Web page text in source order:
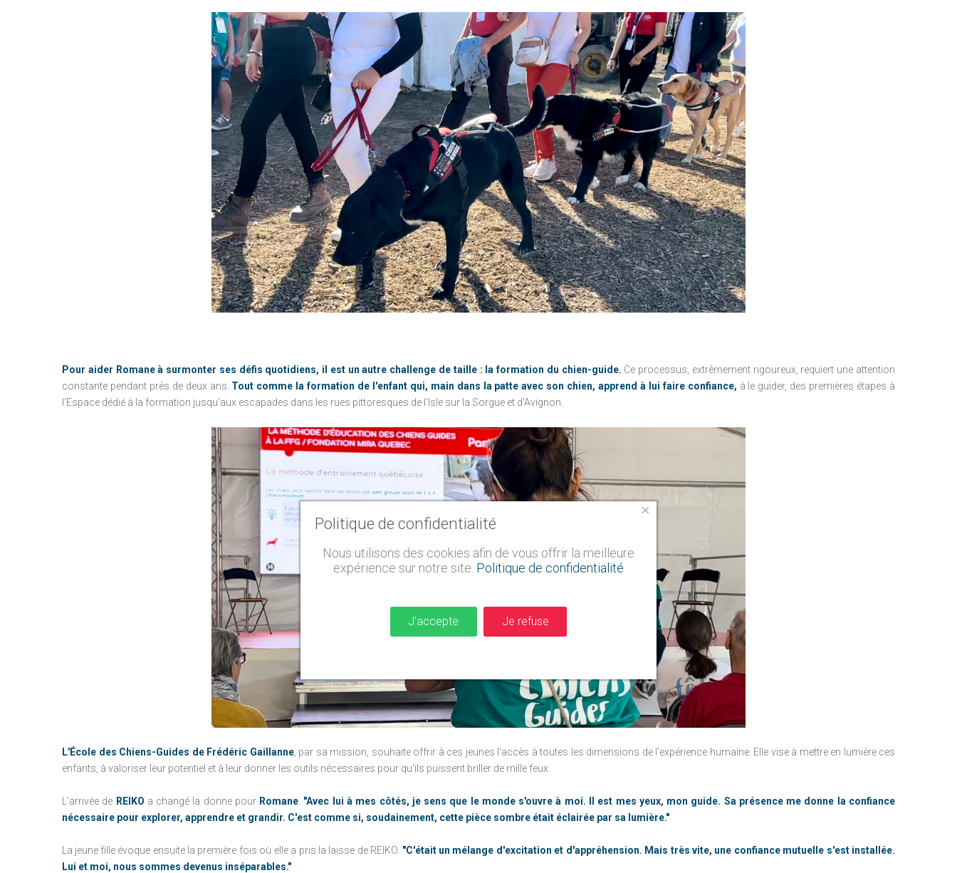
Pour aider Romane à surmonter ses défis quotidiens, il est un autre challenge de taille : la formation du chien-guide. Ce processus, extrêmement rigoureux, requiert une attention
constante pendant près de deux ans. Tout comme la formation de l'enfant qui, main dans la patte avec son chien, apprend à lui faire confiance, à le guider, des premières étapes à
l’Espace dédié à la formation jusqu’aux escapades dans les rues pittoresques de l'Isle sur la Sorgue et d'Avignon.
L'École des Chiens-Guides de Frédéric Gaillanne, par sa mission, souhaite offrir à ces jeunes l'accès à toutes les dimensions de l'expérience humaine. Elle vise à mettre en lumière ces
enfants, à valoriser leur potentiel et à leur donner les outils nécessaires pour qu'ils puissent briller de mille feux.
L'arrivée de REIKO a changé la donne pour Romane "Avec lui à mes côtés, je sens que le monde s'ouvre à moi. Il est mes yeux, mon guide. Sa présence me donne la confiance
nécessaire pour explorer, apprendre et grandir. C'est comme si, soudainement, cette pièce sombre était éclairée par sa lumière."
La jeune fille évoque ensuite la première fois où elle a pris la laisse de REIKO. "C'était un mélange d'excitation et d'appréhension. Mais très vite, une confiance mutuelle s'est installée.
Lui et moi, nous sommes devenus inséparables."
×
Politique de confidentialité
Nous utilisons des cookies afin de vous offrir la meilleure
expérience sur notre site. Politique de confidentialité
J'accepte Je refuse